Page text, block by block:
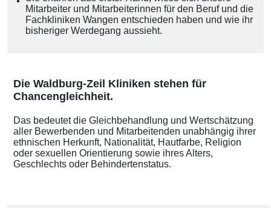
Mitarbeiter und Mitarbeiterinnen für den Beruf und die
Fachkliniken Wangen entschieden haben und wie ihr
bisheriger Werdegang aussieht.
Die Waldburg-Zeil Kliniken stehen für
Chancengleichheit.
Das bedeutet die Gleichbehandlung und Wertschätzung
aller Bewerbenden und Mitarbeitenden unabhängig ihrer
ethnischen Herkunft, Nationalität, Hautfarbe, Religion
oder sexuellen Orientierung sowie ihres Alters,
Geschlechts oder Behindertenstatus.